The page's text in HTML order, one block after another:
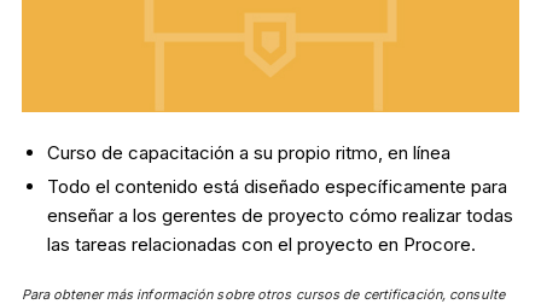
Curso de capacitación a su propio ritmo, en línea
Todo el contenido está diseñado específicamente para
enseñar a los gerentes de proyecto cómo realizar todas
las tareas relacionadas con el proyecto en Procore.
Para obtener más información sobre otros cursos de certificación, consulte